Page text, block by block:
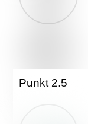
Punkt 2.5